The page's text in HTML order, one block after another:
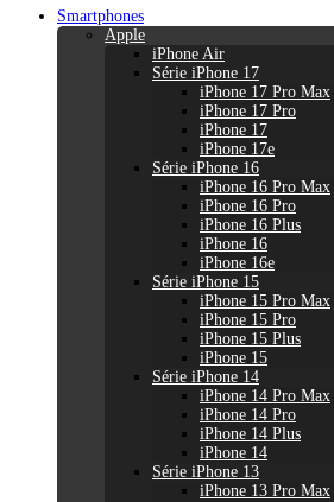
Smartphones
Apple
iPhone Air
Série iPhone 17
iPhone 17 Pro Max
iPhone 17 Pro
iPhone 17
iPhone 17e
Série iPhone 16
iPhone 16 Pro Max
iPhone 16 Pro
iPhone 16 Plus
iPhone 16
iPhone 16e
Série iPhone 15
iPhone 15 Pro Max
iPhone 15 Pro
iPhone 15 Plus
iPhone 15
Série iPhone 14
iPhone 14 Pro Max
iPhone 14 Pro
iPhone 14 Plus
iPhone 14
Série iPhone 13
iPhone 13 Pro Max